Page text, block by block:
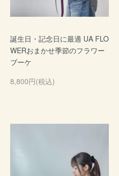
誕生日・記念日に最適 UA FLO
WERおまかせ季節のフラワー
ブーケ
8,800円(税込)